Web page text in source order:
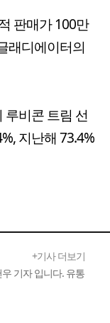
판매가 100만
래디에이터의
루비콘 트림 선
지난해 73.4%
+기사 더보기
기자 입니다. 유통